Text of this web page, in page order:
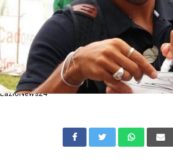
LazioNews24